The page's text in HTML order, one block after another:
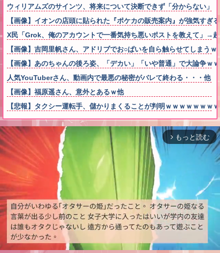
ウィリアムズのサインツ、将来について決断できず「分からない」
【画像】イオンの店頭に貼られた『ポケカの販売案内』が強気すぎ
X民「Grok、俺のアカウントで一番気持ち悪いポストを教えて」→
【画像】吉岡里帆さん、アドリブでお○ぱいを自ら触らせてしまう
【画像】あのちゃんの後ろ姿、「デカい」「いや普通」で大論争ｗ
人気YouTuberさん、動画内で最悪の秘密がバレて終わる・・・他
【画像】福原遥さん、意外とあるｗ他
【悲報】タクシー運転手、儲かりまくることが判明ｗｗｗｗｗｗｗ
arrow_forward_ios もっと読む